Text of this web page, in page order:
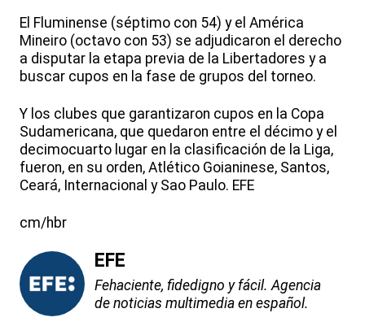
El Fluminense (séptimo con 54) y el América
Mineiro (octavo con 53) se adjudicaron el derecho
a disputar la etapa previa de la Libertadores y a
buscar cupos en la fase de grupos del torneo.
Y los clubes que garantizaron cupos en la Copa
Sudamericana, que quedaron entre el décimo y el
decimocuarto lugar en la clasificación de la Liga,
fueron, en su orden, Atlético Goianinese, Santos,
Ceará, Internacional y Sao Paulo. EFE
cm/hbr
EFE
Fehaciente, fidedigno y fácil. Agencia
de noticias multimedia en español.